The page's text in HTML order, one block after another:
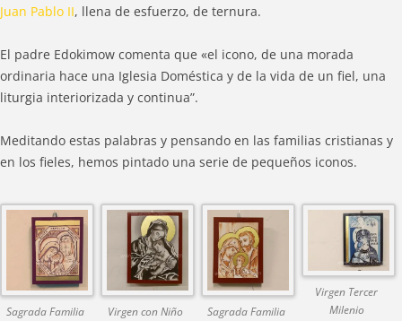
Juan Pablo II, llena de esfuerzo, de ternura.
El padre Edokimow comenta que «el icono, de una morada
ordinaria hace una Iglesia Doméstica y de la vida de un fiel, una
liturgia interiorizada y continua”.
Meditando estas palabras y pensando en las familias cristianas y
en los fieles, hemos pintado una serie de pequeños iconos.
Sagrada Familia
Virgen con Niño
Sagrada Familia
Virgen Tercer
Milenio